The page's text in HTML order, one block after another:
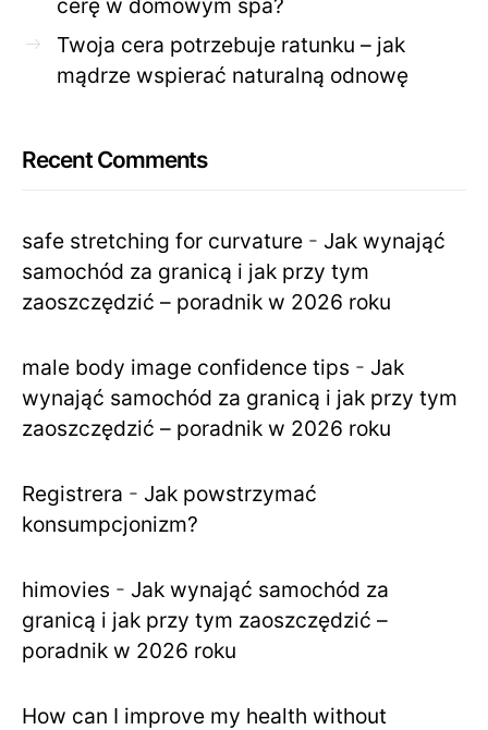
Twoja cera potrzebuje ratunku – jak
mądrze wspierać naturalną odnowę
Recent Comments
safe stretching for curvature - Jak wynająć
samochód za granicą i jak przy tym
zaoszczędzić – poradnik w 2026 roku
male body image confidence tips - Jak
wynająć samochód za granicą i jak przy tym
zaoszczędzić – poradnik w 2026 roku
Registrera - Jak powstrzymać
konsumpcjonizm?
himovies - Jak wynająć samochód za
granicą i jak przy tym zaoszczędzić –
poradnik w 2026 roku
How can I improve my health without